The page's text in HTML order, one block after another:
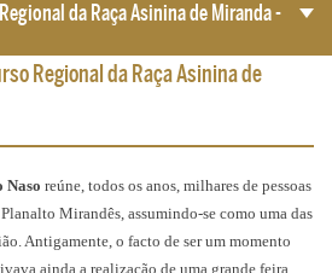
Regional da Raça Asinina de
Naso reúne, todos os anos, milhares de pessoas
Mirandês, assumindo-se como uma das
Antigamente, o facto de ser um momento
ainda a realização de uma grande feira
da Raça Asinina de Miranda -